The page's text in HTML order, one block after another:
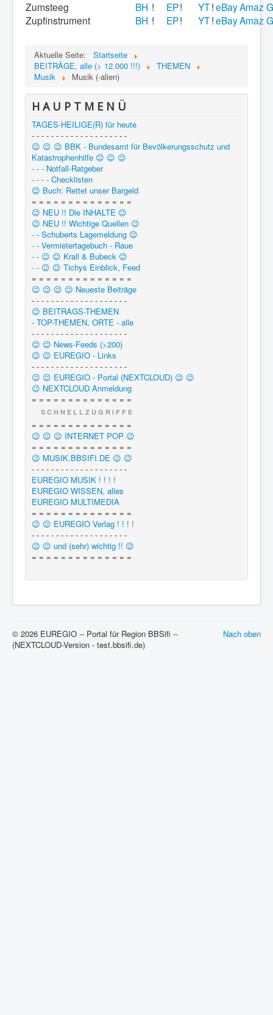
Zumsteeg BH ! EP! YT!eBayAmaz
Zupfinstrument
BH ! EP! YT!eBayAmaz
Aktuelle Seite:
Startseite
BEITRÄGE, alle (> 12.000 !!!)
THEMEN
Musik
Musik (-alien)
H A U P T M E N Ü
TAGES-HEILIGE(R) für heute
- - - - - - - - - - - - - - - - - - - -
😉 😉 😉 BBK - Bundesamt für Bevölkerungsschutz und
Katastrophenhilfe 😉 😉 😉
- - - Notfall-Ratgeber
- - - - Checklisten
😉 Buch: Rettet unser Bargeld
= = = = = = = = = = = = = =
😉 NEU !! Die INHALTE 😉
😉 NEU !! Wichtige Quellen 😉
- - Schuberts Lagemeldung 😉
- - Vermietertagebuch - Raue
- - 😉 😉 Krall & Bubeck 😉
- - 😉 😉 Tichys Einblick, Feed
= = = = = = = = = = = = = =
😉 😉 😉 😉 Neueste Beiträge
- - - - - - - - - - - - - - - - - - - -
😉 BEITRAGS-THEMEN
- TOP-THEMEN, ORTE - alle
- - - - - - - - - - - - - - - - - - - -
😉 😉 News-Feeds (>200)
😉 😉 EUREGIO - Links
- - - - - - - - - - - - - - - - - - - -
😉 😉 EUREGIO - Portal (NEXTCLOUD) 😉 😉
😉 NEXTCLOUD Anmeldung
= = = = = = = = = = = = = =
S C H N E L L Z U G R I F F E
= = = = = = = = = = = = = =
😉 😉 😉 INTERNET POP 😉
= = = = = = = = = = = = = =
😉 MUSIK.BBSIFI.DE 😉 😉
- - - - - - - - - - - - - - - - - - - -
EUREGIO MUSIK ! ! ! !
EUREGIO WISSEN, alles
EUREGIO MULTIMEDIA
= = = = = = = = = = = = = =
😉 😉 EUREGIO Verlag ! ! ! !
- - - - - - - - - - - - - - - - - - - -
😉 😉 und (sehr) wichtig !! 😉
= = = = = = = = = = = = = =
Nach oben
© 2026 EUREGIO -- Portal für Region BBSifi --
(NEXTCLOUD-Version - test.bbsifi.de)